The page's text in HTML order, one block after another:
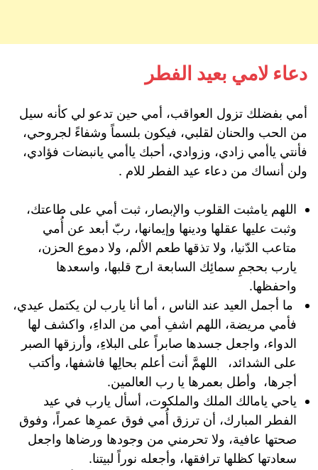
دعاء لامي بعيد الفطر
أمي بفضلك تزول العواقب، أمي حين تدعو لي كأنه سيل
من الحب والحنان لقلبي، فيكون بلسماً وشفاءً لجروحي،
فأنتي ياأمي زادي، وزوادي، أحبك ياأمي يانبضات فؤادي،
ولن أنساك من دعاء عيد الفطر للام .
اللهم يامثبت القلوب والإبصار، ثبت أمي على طاعتك،
وثبت عليها عقلها ودينها وإيمانها، ربّ أبعد عن أُمي
متاعب الدّنيا، ولا تذقها طعم الألم، ولا دموع الحزن،
يارب بحجمِ سمائِك السابعة ارح قلبها، واسعدها
واحفظها.
ما أجمل العيد عند الناس ، أما أنا يارب لن يكتمل عيدي،
فأمي مريضة، اللهم اشفِ أمي من الداءِ، واكشف لها
الدواء، واجعل جسدها صابراً على البلاءِ، وأرزقها الصبر
على الشدائد، اللهمَّ أنت أعلم بحالِها فاشفها، وأكتب
أجرها، وأطل بعمرها يا رب العالمين.
ياحي يامالك الملك والملكوت، أسأل يارب في عيد
الفطر المبارك، أن ترزق أُمي فوق عمرِها عمراً، وفوق
صحتها عافية، ولا تحرمني من وجودها ورضاها واجعل
سعادتها كظلها ترافقها، وأجعله نوراً لبيتنا.